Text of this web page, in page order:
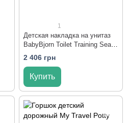
1
Детская накладка на унитаз
BabyBjorn Toilet Training Seat
White/Black
2 406 грн
Купить